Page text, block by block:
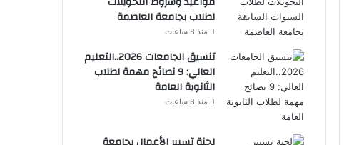
لطلاب بجامعة العاصمة
منذ 8 ساعات
تنسيق الجامعات 2026..التعليم
العالي: 9 نصائح مهمة لطلاب
الثانوية العامة
منذ 8 ساعات